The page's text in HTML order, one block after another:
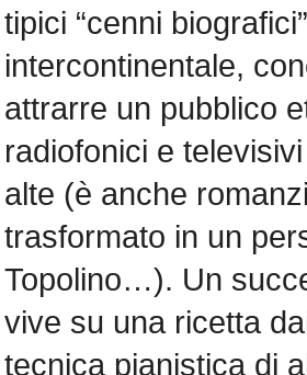
tipici “cenni
intercontinentale,
attrarre un pubblico
radiofonici e
alte (è anche
trasformato in un
Topolino…). Un
vive su una ricetta
tecnica pianistica di